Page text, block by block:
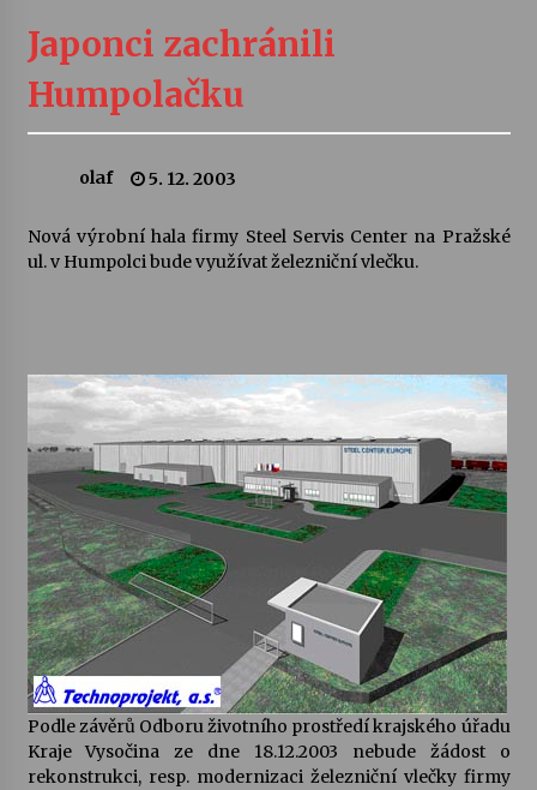
Sukuba Ensemble
4. 8. 2026
kapkou
Veselí muzikanti
30. 7. 2026
28. 7. 2026
Letní koncerty ve Stromovce: Kolchoz a
Jenakaši
28. 7. 2026
Votavžatský ploty
23. 7. 2026
Letní koncerty ve Stromovce: Rufus Miller
22. 7. 2026
Vysočinka
Japonci zachránili
Humpolačku
olaf 5. 12. 2003
Nová výrobní hala firmy Steel Servis Center na Pražské
ul. v Humpolci bude využívat železniční vlečku.
Podle závěrů Odboru životního prostředí krajského úřadu
Kraje Vysočina ze dne 18.12.2003 nebude žádost o
rekonstrukci, resp. modernizaci železniční vlečky firmy